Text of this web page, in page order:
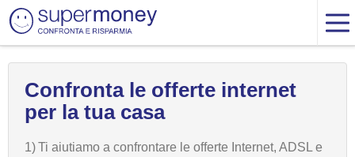
Confronta le offerte internet
per la tua casa
1)Ti aiutiamo a confrontare le offerte Internet, ADSL e